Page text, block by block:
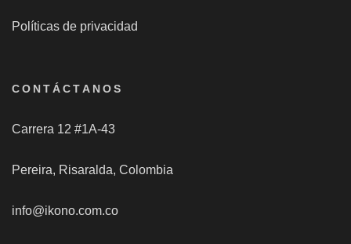
Políticas de privacidad
CONTÁCTANOS
Carrera 12 #1A-43
Pereira, Risaralda, Colombia
info@ikono.com.co